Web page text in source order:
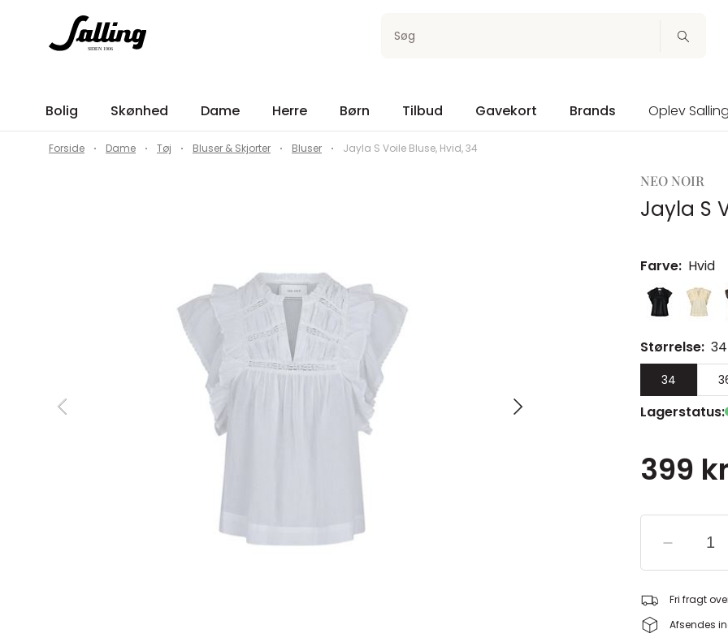
Søg
Bolig Skønhed Dame Herre Børn Tilbud Gavekort Brands Oplev Salling
Forside Dame Tøj Bluser & Skjorter Bluser Jayla S Voile Bluse, Hvid, 34
NEO NOIR
Jayla S
Farve: Hvid
Størrelse: 34
34
Lagerstatus:
399
Fri fragt
Afsendes